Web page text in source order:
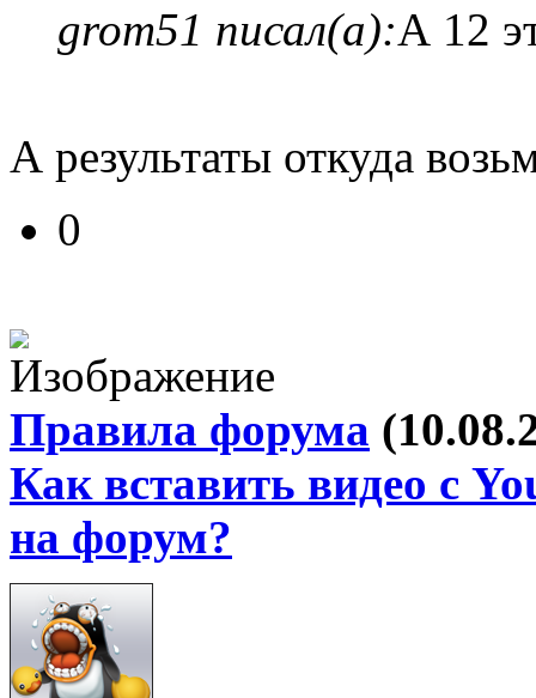
grom51 писал(а):А 12
А результаты откуда
0
Правила форума
Как вставить видео с
на форум?